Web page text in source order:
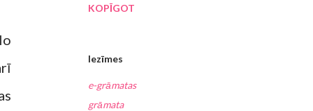
KOPĪGOT
Iezīmes
e-grāmatas
grāmata